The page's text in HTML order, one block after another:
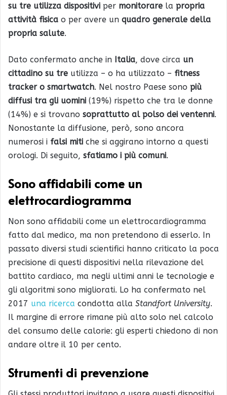
su tre utilizza dispositivi per monitorare la propria
attività fisica o per avere un quadro generale della
propria salute.
Dato confermato anche in Italia, dove circa un
cittadino su tre utilizza – o ha utilizzato – fitness
tracker o smartwatch. Nel nostro Paese sono più
diffusi tra gli uomini (19%) rispetto che tra le donne
(14%) e si trovano soprattutto al polso dei ventenni.
Nonostante la diffusione, però, sono ancora
numerosi i falsi miti che si aggirano intorno a questi
orologi. Di seguito, sfatiamo i più comuni.
Sono affidabili come un
elettrocardiogramma
Non sono affidabili come un elettrocardiogramma
fatto dal medico, ma non pretendono di esserlo. In
passato diversi studi scientifici hanno criticato la poca
precisione di questi dispositivi nella rilevazione del
battito cardiaco, ma negli ultimi anni le tecnologie e
gli algoritmi sono migliorati. Lo ha confermato nel
2017 una ricerca condotta alla Standfort University.
Il margine di errore rimane più alto solo nel calcolo
del consumo delle calorie: gli esperti chiedono di non
andare oltre il 10 per cento.
Strumenti di prevenzione